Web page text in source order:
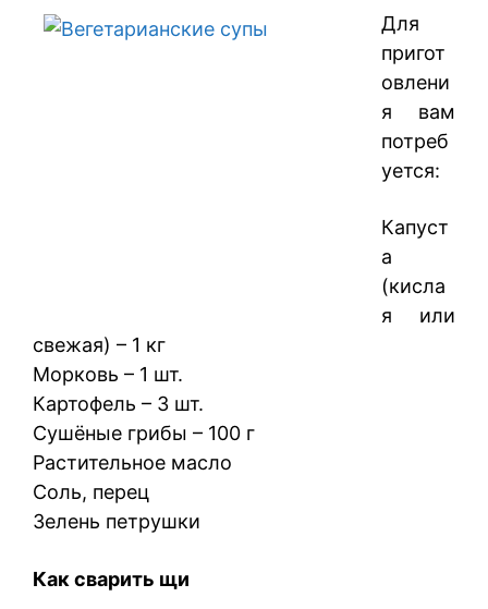
Для
пригот
овлени
я вам
потреб
уется:
Капуст
а
(кисла
я или
свежая) – 1 кг
Морковь – 1 шт.
Картофель – 3 шт.
Сушёные грибы – 100 г
Растительное масло
Соль, перец
Зелень петрушки
Как сварить щи